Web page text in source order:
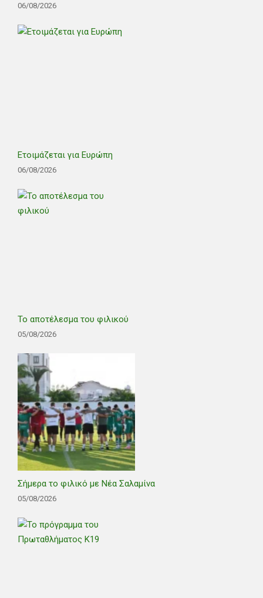
06/08/2026
Ετοιμάζεται για Ευρώπη
06/08/2026
Το αποτέλεσμα του φιλικού
05/08/2026
Σήμερα το φιλικό με Νέα Σαλαμίνα
05/08/2026